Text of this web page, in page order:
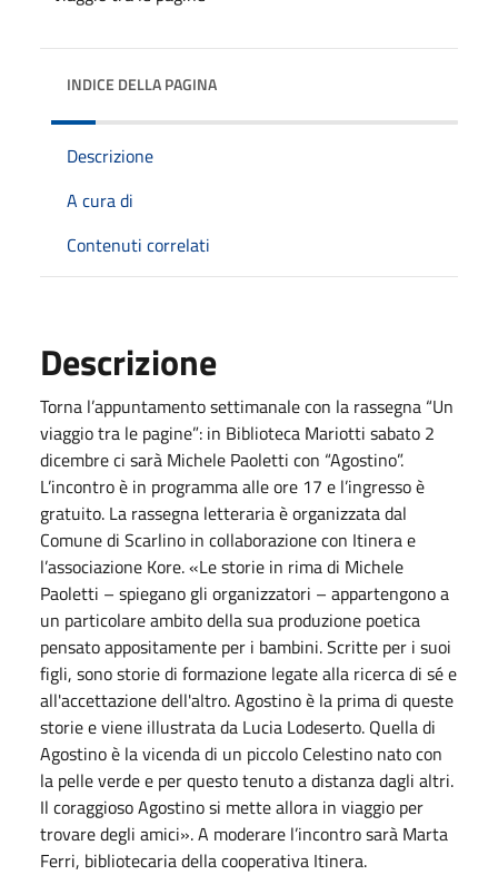
INDICE DELLA PAGINA
Descrizione
A cura di
Contenuti correlati
Descrizione
Torna l’appuntamento settimanale con la rassegna “Un
viaggio tra le pagine”: in Biblioteca Mariotti sabato 2
dicembre ci sarà Michele Paoletti con “Agostino”.
L’incontro è in programma alle ore 17 e l’ingresso è
gratuito. La rassegna letteraria è organizzata dal
Comune di Scarlino in collaborazione con Itinera e
l’associazione Kore. «Le storie in rima di Michele
Paoletti – spiegano gli organizzatori – appartengono a
un particolare ambito della sua produzione poetica
pensato appositamente per i bambini. Scritte per i suoi
figli, sono storie di formazione legate alla ricerca di sé e
all'accettazione dell'altro. Agostino è la prima di queste
storie e viene illustrata da Lucia Lodeserto. Quella di
Agostino è la vicenda di un piccolo Celestino nato con
la pelle verde e per questo tenuto a distanza dagli altri.
Il coraggioso Agostino si mette allora in viaggio per
trovare degli amici». A moderare l’incontro sarà Marta
Ferri, bibliotecaria della cooperativa Itinera.